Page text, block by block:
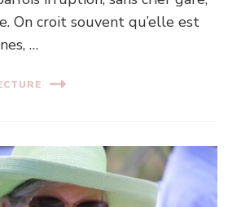
On croit souvent qu’elle est
…